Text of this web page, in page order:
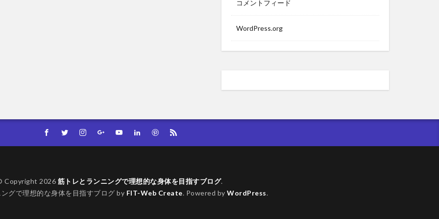
コメントフィード
WordPress.org
Copyright 2026 筋トレとランニングで理想的な身体を目指すブログ.
グで理想的な身体を目指すブログ by FIT-Web Create. Powered by WordPress.